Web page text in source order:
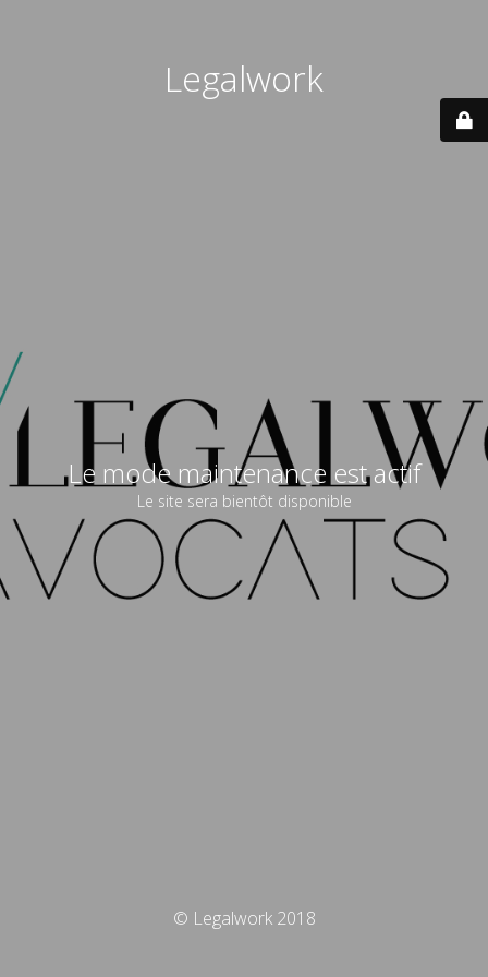
Legalwork
Le mode maintenance est actif
Le site sera bientôt disponible
© Legalwork 2018